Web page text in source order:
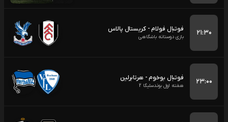
۲۱:۳۰ فوتبال فولام - کریستال پالاس
بازی دوستانه باشگاهی
۲۳:۰۰ فوتبال بوخوم - هرتابرلین
هفته اول بوندسلیگا 2